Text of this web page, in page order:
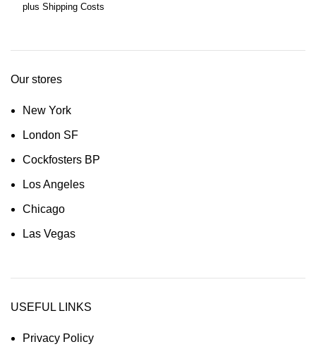
plus Shipping Costs
Our stores
New York
London SF
Cockfosters BP
Los Angeles
Chicago
Las Vegas
USEFUL LINKS
Privacy Policy